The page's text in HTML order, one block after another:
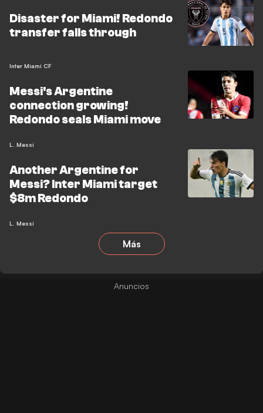
Disaster for Miami! Redondo
transfer falls through
Inter Miami CF
Messi's Argentine
connection growing!
Redondo seals Miami move
L. Messi
Another Argentine for
Messi? Inter Miami target
$8m Redondo
L. Messi
Más